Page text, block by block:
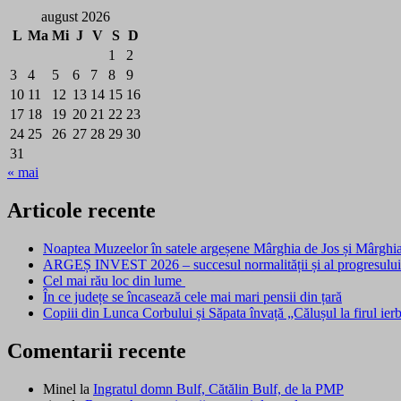
august 2026
L Ma Mi J V S D
1
2
3
4 5 6 7 8
9
10 11 12 13 14 15 16
17 18 19 20 21 22 23
24 25 26 27 28 29 30
31
« mai
Articole recente
Noaptea Muzeelor în satele argeșene Mârghia de Jos și
ARGEȘ INVEST 2026 – succesul normalității și al progresului
Cel mai rău loc din lume
În ce județe se încasează cele mai mari pensii din țară
Copiii din Lunca Corbului și Săpata învață „Călușul la firul
Comentarii recente
Minel la Ingratul domn Bulf, Cătălin Bulf, de la PMP